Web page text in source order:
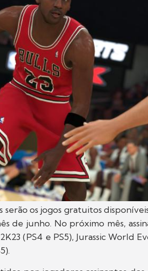
serão os jogos gratuitos
de junho. No próximo mês,
(PS4 e PS5), Jurassic World